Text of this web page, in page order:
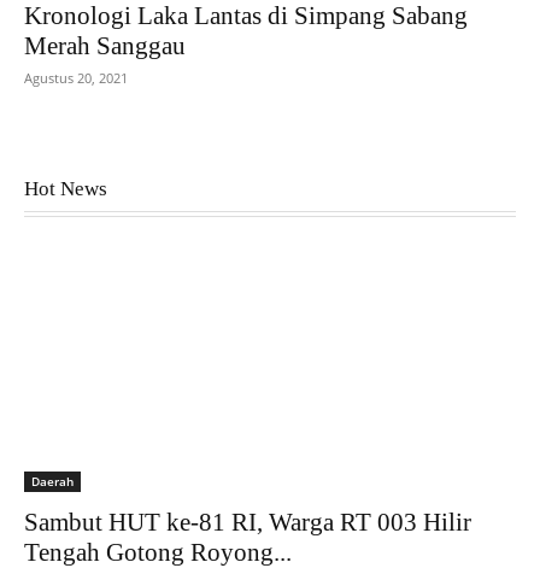
Kronologi Laka Lantas di Simpang Sabang
Merah Sanggau
Agustus 20, 2021
Hot News
Daerah
Sambut HUT ke-81 RI, Warga RT 003 Hilir
Tengah Gotong Royong...